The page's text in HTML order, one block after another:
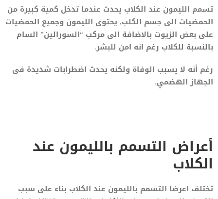
تسمم الليمون عند الكلاب يحدث عندما تدخل كمية كبيرة من
الحمضيات الى جسم الكلب, يحتوى الليمون وجميع الحمضيات
على بعض الزيوت بالاضافة الى مركب “السورالين” السام
بالنسبة للكلاب رغم انه امن للبشر.
رغم أنه لا يسبب الوفاة ولكنه يحدث اضطرابات شديدة فى
الجهاز الهضمي.
أعراض التسمم بالليمون عند
الكلاب
تختلف اعرضا التسمم بالليمون عند الكلاب بناء على سبب